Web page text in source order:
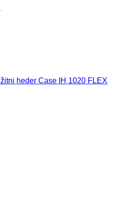
žitni heder Case IH 1020 FLEX